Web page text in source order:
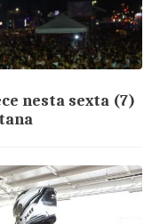
nesta sexta (7)